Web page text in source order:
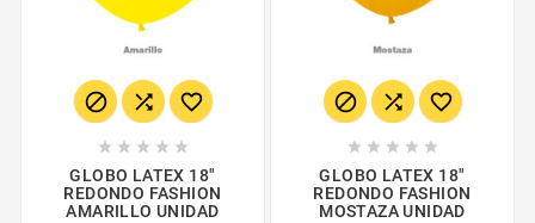
  
    
GLOBO LATEX 18"
REDONDO FASHION
AMARILLO UNIDAD
  
    
GLOBO LATEX 18"
REDONDO FASHION
MOSTAZA UNIDAD